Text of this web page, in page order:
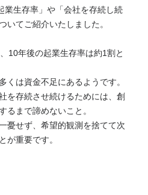
業生存率」や「会社を存続し続
いてご紹介いたしました。
10年後の起業生存率は約1割と
くは資金不足にあるようです。
を存続させ続けるためには、創
るまで諦めないこと。
憂せず、希望的観測を捨てて次
が重要です。